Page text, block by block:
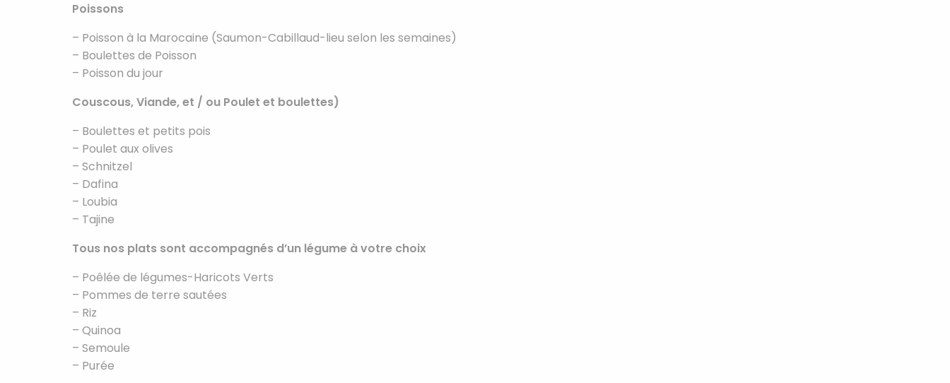
Poissons
– Poisson à la Marocaine (Saumon-Cabillaud-lieu selon les semaines)
– Boulettes de Poisson
– Poisson du jour
Couscous, Viande, et / ou Poulet et boulettes)
– Boulettes et petits pois
– Poulet aux olives
– Schnitzel
– Dafina
– Loubia
– Tajine
Tous nos plats sont accompagnés d’un légume à votre choix
– Poêlée de légumes-Haricots Verts
– Pommes de terre sautées
– Riz
– Quinoa
– Semoule
– Purée